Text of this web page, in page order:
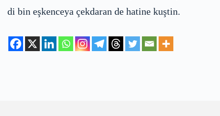
di bin eşkenceya çekdaran de hatine kuştin.